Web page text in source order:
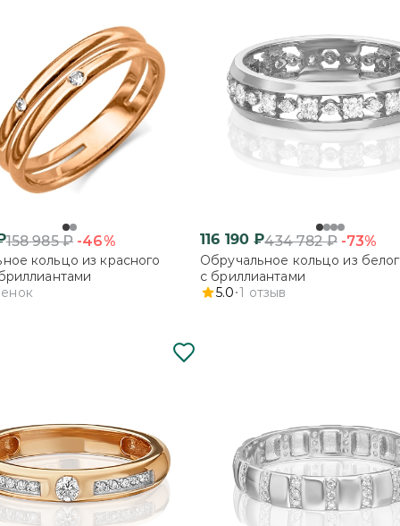
158 985₽ -46%
кольцо из красного
116 190 ₽434 782₽ -73%
Обручальное кольцо из
с бриллиантами
5.0 1 отзыв